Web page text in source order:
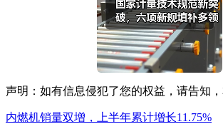
声明：如有信息侵犯了您的权益，请告知，
内燃机销量双增，上半年累计增长11.75%